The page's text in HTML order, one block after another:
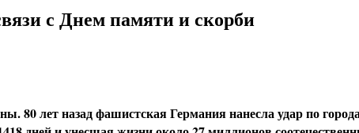
с Днем памяти и скорби
80 лет назад фашистская Германия нанесла удар по